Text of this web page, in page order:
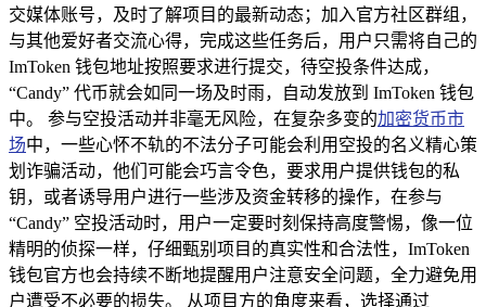
交媒体账号，及时了解项目的最新动态；加入官方社区群组，
与其他爱好者交流心得，完成这些任务后，用户只需将自己的
ImToken 钱包地址按照要求进行提交，待空投条件达成，
“Candy” 代币就会如同一场及时雨，自动发放到 ImToken 钱包
中。 参与空投活动并非毫无风险，在复杂多变的加密货币市
场中，一些心怀不轨的不法分子可能会利用空投的名义精心策
划诈骗活动，他们可能会巧言令色，要求用户提供钱包的私
钥，或者诱导用户进行一些涉及资金转移的操作，在参与
“Candy” 空投活动时，用户一定要时刻保持高度警惕，像一位
精明的侦探一样，仔细甄别项目的真实性和合法性，ImToken
钱包官方也会持续不断地提醒用户注意安全问题，全力避免用
户遭受不必要的损失。 从项目方的角度来看，选择通过